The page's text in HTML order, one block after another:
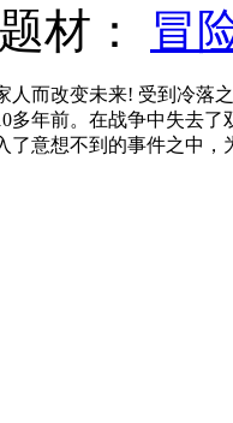
题材： 冒
人而改变未来! 受到冷落
多年前。在战争中失去
了意想不到的事件之中，